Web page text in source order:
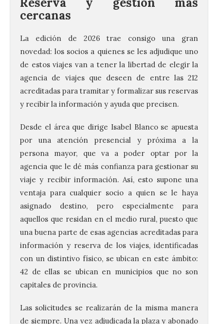
cercanas
La edición de 2026 trae consigo una gran
novedad: los socios a quienes se les adjudique uno
de estos viajes van a tener la libertad de elegir la
agencia de viajes que deseen de entre las 212
acreditadas para tramitar y formalizar sus reservas
y recibir la información y ayuda que precisen.
Desde el área que dirige Isabel Blanco se apuesta
por una atención presencial y próxima a la
persona mayor, que va a poder optar por la
agencia que le dé más confianza para gestionar su
viaje y recibir información. Así, esto supone una
ventaja para cualquier socio a quien se le haya
asignado destino, pero especialmente para
aquellos que residan en el medio rural, puesto que
una buena parte de esas agencias acreditadas para
información y reserva de los viajes, identificadas
con un distintivo físico, se ubican en este ámbito:
42 de ellas se ubican en municipios que no son
capitales de provincia.
Las solicitudes se realizarán de la misma manera
de siempre. Una vez adjudicada la plaza y abonado